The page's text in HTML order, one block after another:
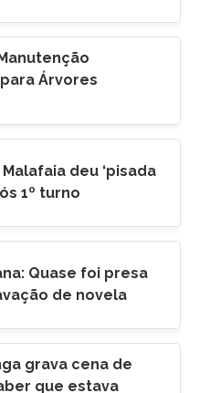
Árvores
deu ‘pisada
1º turno
Quase foi presa
de novela
grava cena de
que estava